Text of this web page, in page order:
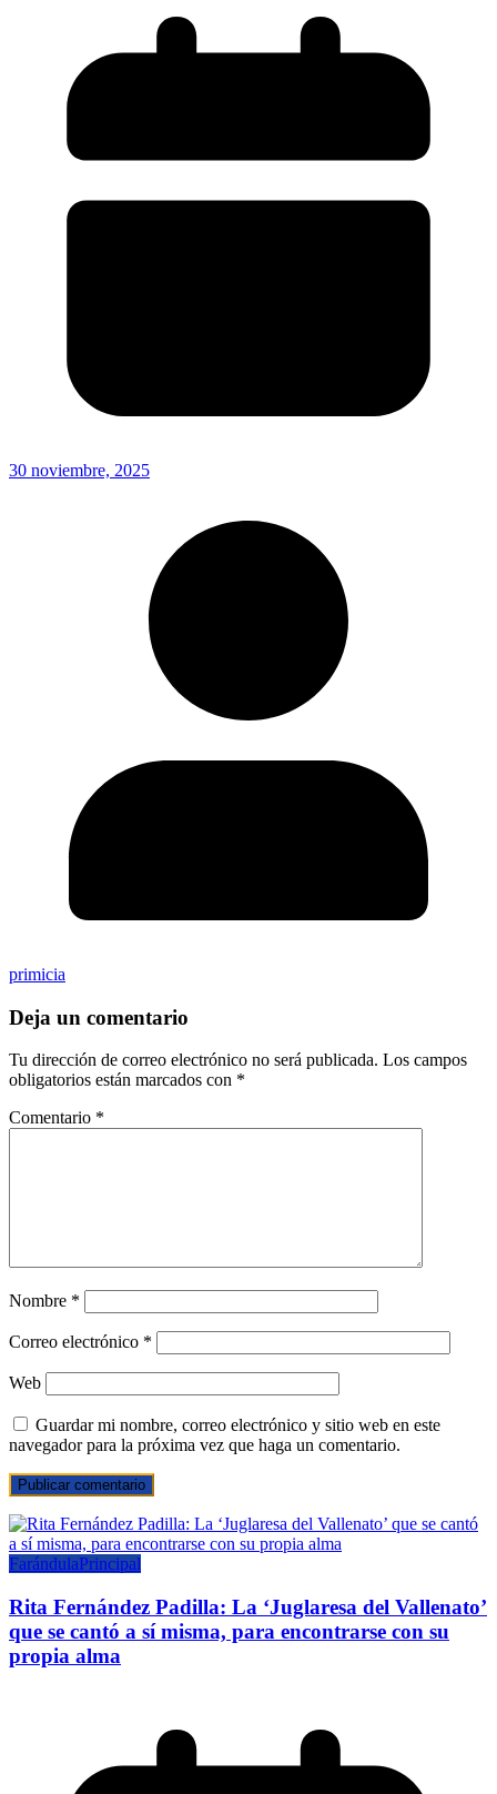
30 noviembre, 2025
primicia
Deja un comentario
Tu dirección de correo electrónico no será publicada. Los campos
obligatorios están marcados con *
Comentario *
Nombre *
Correo electrónico *
Web
Guardar mi nombre, correo electrónico y sitio web en este
navegador para la próxima vez que haga un comentario.
FarándulaPrincipal
Rita Fernández Padilla: La ‘Juglaresa del Vallenato’
que se cantó a sí misma, para encontrarse con su
propia alma